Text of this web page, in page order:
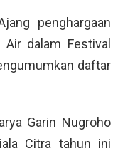
penghargaan
dalam Festival
daftar
Garin Nugroho
Citra tahun ini